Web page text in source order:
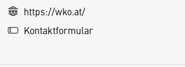
https://wko.at/
Kontaktformular
S
e